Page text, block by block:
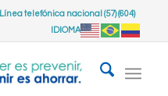
Línea telefónica nacional (57) (604)
IDIOMA